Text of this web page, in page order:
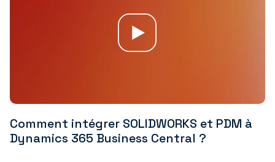
Comment intégrer SOLIDWORKS et PDM à
Dynamics 365 Business Central ?